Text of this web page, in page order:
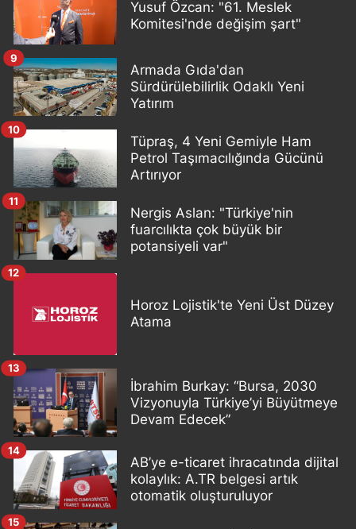
Yusuf Özcan: "61. Meslek
Komitesi'nde değişim şart"
Armada Gıda'dan
Sürdürülebilirlik Odaklı Yeni
Yatırım
9
Tüpraş, 4 Yeni Gemiyle Ham
Petrol Taşımacılığında Gücünü
Artırıyor
10
Nergis Aslan: "Türkiye'nin
fuarcılıkta çok büyük bir
potansiyeli var"
11
Horoz Lojistik'te Yeni Üst Düzey
Atama
12
İbrahim Burkay: “Bursa, 2030
Vizyonuyla Türkiye’yi Büyütmeye
Devam Edecek”
13
AB’ye e-ticaret ihracatında dijital
kolaylık: A.TR belgesi artık
otomatik oluşturuluyor
14
15